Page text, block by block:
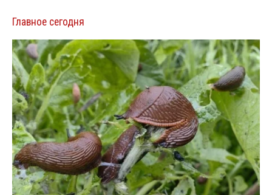
Главное сегодня